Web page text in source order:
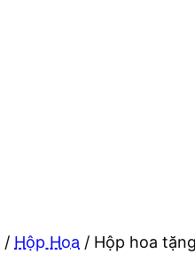
/ Hộp Hoa / Hộp hoa